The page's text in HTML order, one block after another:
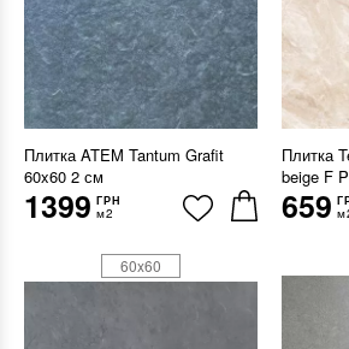
Плитка ATEM Tantum Grafit
60x60 2 см
1399 ГРН
м2
Плитка
beige F
659
60x60